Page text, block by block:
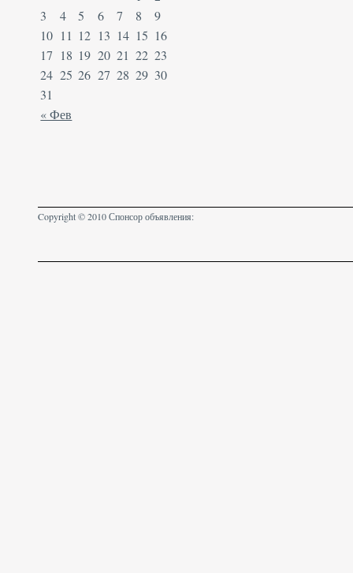
« Фев
3
4 5 6 7 8
9
10 11 12 13 14 15 16
17 18 19 20 21 22 23
24 25 26 27 28 29 30
31
Copyright © 2010 Спонсор объявления: